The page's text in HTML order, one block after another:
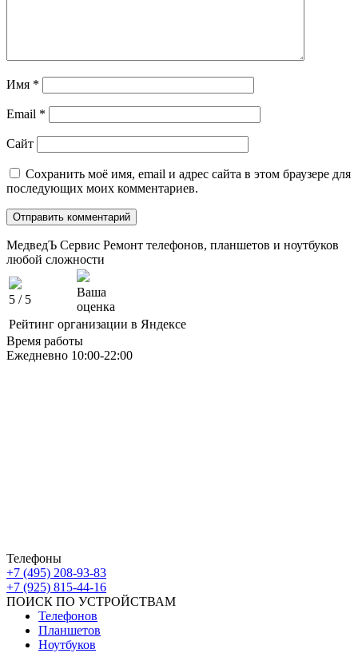
Имя *
Email *
Сайт
Сохранить моё имя, email и адрес сайта в этом браузере для
последующих моих комментариев.
МедведЪ Сервис Ремонт телефонов, планшетов и ноутбуков
любой сложности
5 / 5
Ваша
оценка
Рейтинг организации в Яндексе
Время работы
Ежедневно 10:00-22:00
Телефоны
+7 (495) 208-93-83
+7 (925) 815-44-16
ПОИСК ПО УСТРОЙСТВАМ
Телефонов
Планшетов
Ноутбуков